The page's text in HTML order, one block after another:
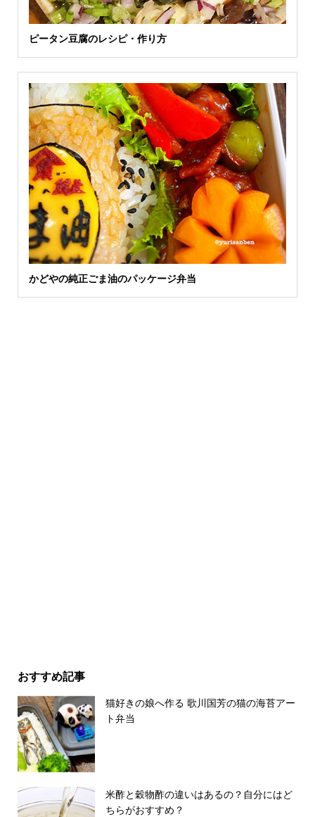
ピータン豆腐のレシピ・作り方
かどやの純正ごま油のパッケージ弁当
おすすめ記事
猫好きの娘へ作る 歌川国芳の猫の海苔アー
ト弁当
米酢と穀物酢の違いはあるの？自分にはど
ちらがおすすめ？